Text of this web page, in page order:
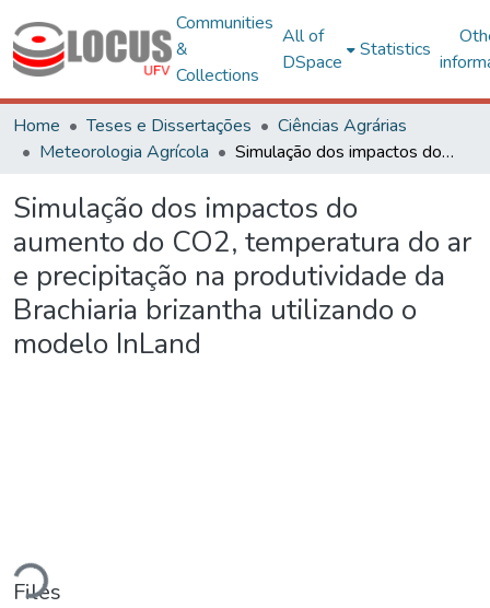
Communities
&
Collections
All of
DSpace
Statistics
Home Teses e Dissertações
Ciências Agrárias
Meteorologia Agrícola
Simulação dos impactos do aumento do CO2, temperatura do ar e precipitação na produtividade da Brachiaria brizantha utilizando o modelo InLand
Simulação dos impactos do
aumento do CO2, temperatura do ar
e precipitação na produtividade da
Brachiaria brizantha utilizando o
modelo InLand
Loading...
Files